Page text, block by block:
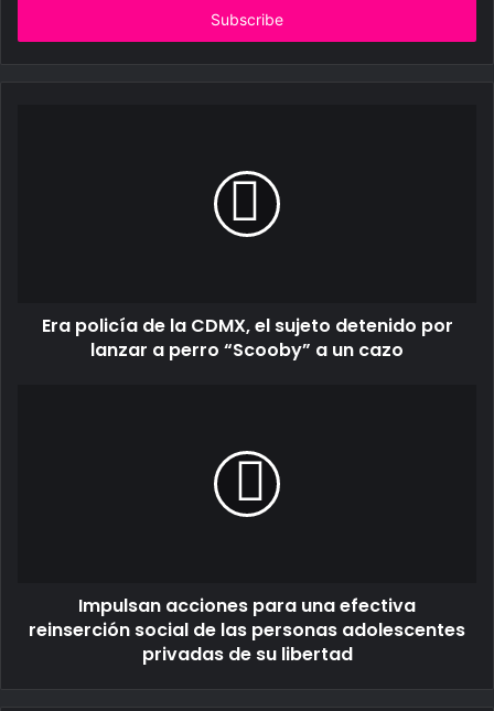
Era policía de la CDMX, el sujeto detenido por
lanzar a perro “Scooby” a un cazo
Impulsan acciones para una efectiva
reinserción social de las personas adolescentes
privadas de su libertad